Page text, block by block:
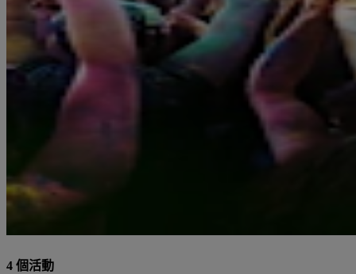
4 個活動